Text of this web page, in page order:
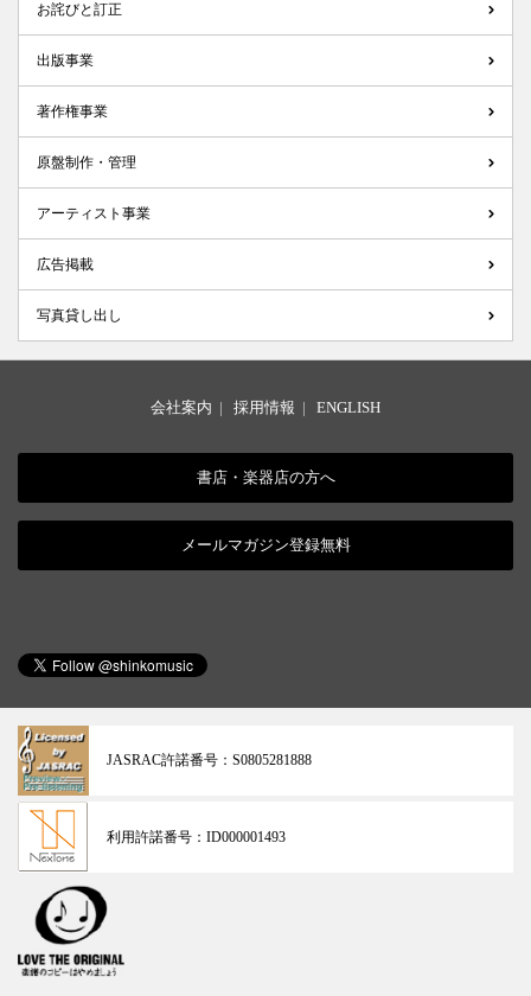
お詫びと訂正
出版事業
著作権事業
原盤制作・管理
アーティスト事業
広告掲載
写真貸し出し
会社案内 | 採用情報 | ENGLISH
書店・楽器店の方へ
メールマガジン登録無料
JASRAC許諾番号： S0805281888
利用許諾番号： ID000001493